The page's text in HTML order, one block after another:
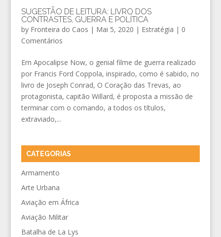
SUGESTÃO DE LEITURA: LIVRO DOS
CONTRASTES, GUERRA E POLÍTICA
by Fronteira do Caos | Mai 5, 2020 | Estratégia | 0
Comentários
Em Apocalipse Now, o genial filme de guerra realizado
por Francis Ford Coppola, inspirado, como é sabido, no
livro de Joseph Conrad, O Coração das Trevas, ao
protagonista, capitão Willard, é proposta a missão de
terminar com o comando, a todos os títulos,
extraviado,...
CATEGORIAS
Armamento
Arte Urbana
Aviação em África
Aviação Militar
Batalha de La Lys